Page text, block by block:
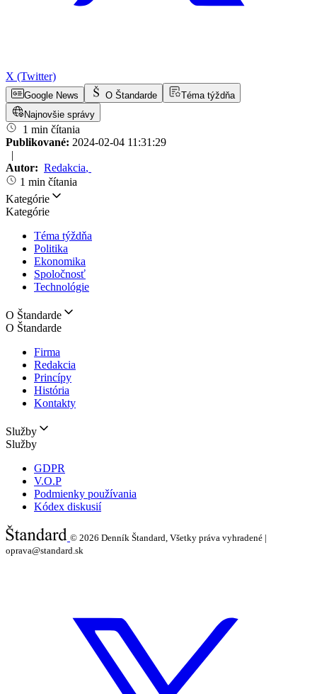
X (Twitter)
Google News O Štandarde
Téma týždňa
Najnovšie správy
1 min čítania
Publikované: 2024-02-04 11:31:29
|
Autor: Redakcia,
1 min čítania
Kategórie
Kategórie
Téma týždňa
Politika
Ekonomika
Spoločnosť
Technológie
O Štandarde
O Štandarde
Firma
Redakcia
Princípy
História
Kontakty
Služby
Služby
GDPR
V.O.P
Podmienky používania
Kódex diskusií
© 2026 Denník Štandard, Všetky práva vyhradené |
oprava@standard.sk